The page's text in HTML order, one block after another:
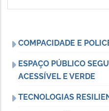
COMPACIDADE E
ESPAÇO PÚBLICO
ACESSÍVEL E VERDE
TECNOLOGIAS